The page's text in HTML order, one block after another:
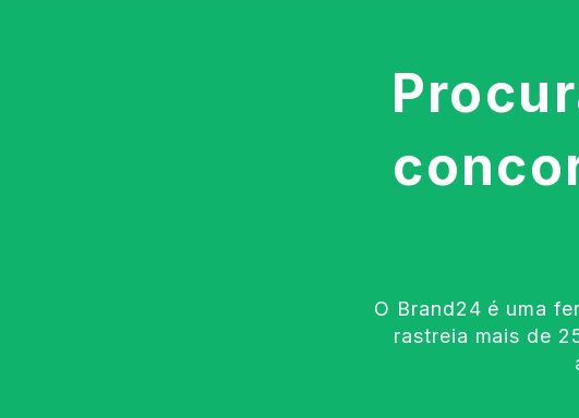
O Brand24 é uma
rastreia mais de